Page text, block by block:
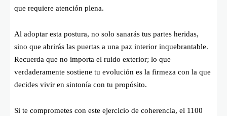
que requiere atención plena.
Al adoptar esta postura, no solo sanarás tus partes heridas,
sino que abrirás las puertas a una paz interior inquebrantable.
Recuerda que no importa el ruido exterior; lo que
verdaderamente sostiene tu evolución es la firmeza con la que
decides vivir en sintonía con tu propósito.
Si te comprometes con este ejercicio de coherencia, el 1100